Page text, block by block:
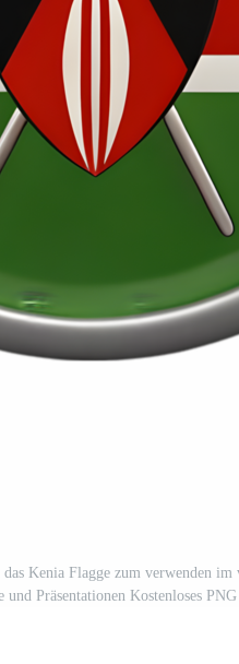
Kenia Flagge zum verwenden im
und Präsentationen Kostenloses PNG